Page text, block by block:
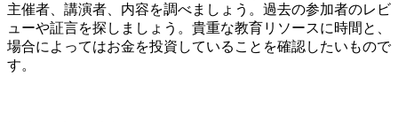
主催者、講演者、内容を調べましょう。過去の参加者のレビ
ューや証言を探しましょう。貴重な教育リソースに時間と、
場合によってはお金を投資していることを確認したいもので
す。